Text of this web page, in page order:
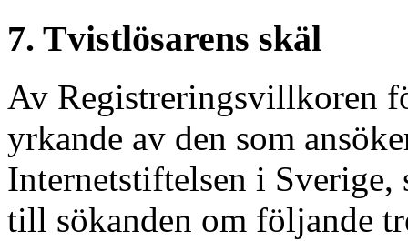
7. Tvistlösarens skäl
Av Registreringsvillkoren
yrkande av den som
Internetstiftelsen i Sverige,
till sökanden om följande